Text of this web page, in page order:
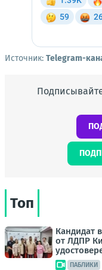
Источник: Telegram-
Топ
Кандидат
от ЛДПР
ПАБЛИКИ